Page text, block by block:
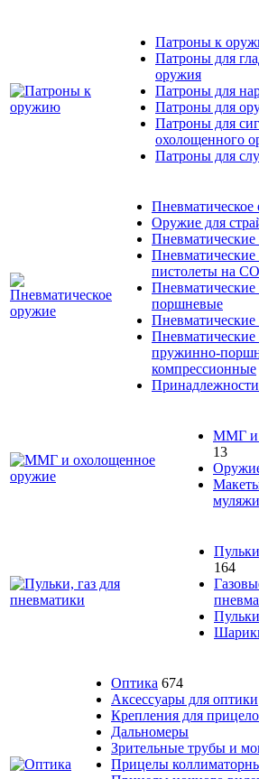
Патроны к
Патроны для
оружия
Патроны для
Патроны для
Патроны для
охолощенного
Патроны для
Пневматическое
Оружие для
пистолеты на
поршневые
Пневматические
Пневматические
пружинно-
компрессионные
Принадлежности
ММГ и
13
муляжи
164
Оптика 674
Аксессуары для оптики
Крепления для
Дальномеры
Зрительные трубы и
Прицелы